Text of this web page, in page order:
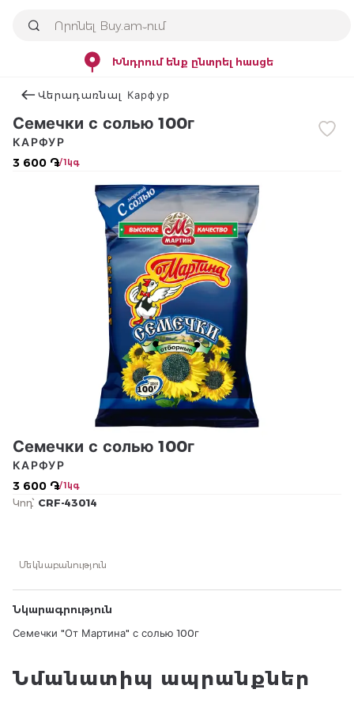
Խնդրում ենք ընտրել հասցե
Վերադառնալ Карфур
Семечки с солью 100г
3 600 ֏/ 1կգ
КАРФУР
Семечки с солью 100г
3 600 ֏/ 1կգ
КАРФУР
Կոդ՝ CRF-43014
Մեկնաբանություն
Նկարագրություն
Семечки "От Мартина" с солью 100г
Նմանատիպ ապրանքներ